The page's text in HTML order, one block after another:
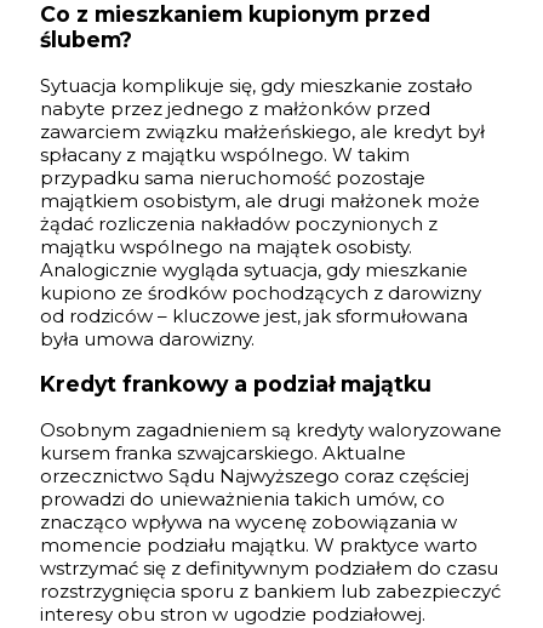
Co z mieszkaniem kupionym przed
ślubem?
Sytuacja komplikuje się, gdy mieszkanie zostało
nabyte przez jednego z małżonków przed
zawarciem związku małżeńskiego, ale kredyt był
spłacany z majątku wspólnego. W takim
przypadku sama nieruchomość pozostaje
majątkiem osobistym, ale drugi małżonek może
żądać rozliczenia nakładów poczynionych z
majątku wspólnego na majątek osobisty.
Analogicznie wygląda sytuacja, gdy mieszkanie
kupiono ze środków pochodzących z darowizny
od rodziców – kluczowe jest, jak sformułowana
była umowa darowizny.
Kredyt frankowy a podział majątku
Osobnym zagadnieniem są kredyty waloryzowane
kursem franka szwajcarskiego. Aktualne
orzecznictwo Sądu Najwyższego coraz częściej
prowadzi do unieważnienia takich umów, co
znacząco wpływa na wycenę zobowiązania w
momencie podziału majątku. W praktyce warto
wstrzymać się z definitywnym podziałem do czasu
rozstrzygnięcia sporu z bankiem lub zabezpieczyć
interesy obu stron w ugodzie podziałowej.